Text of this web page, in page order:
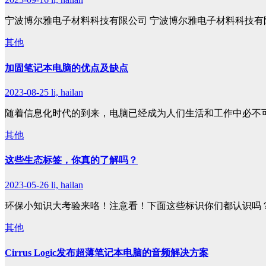
宁波博尔雅电子材料科技有限公司 宁波博尔雅电子材料科技
其他
加固笔记本电脑的优点及缺点
2023-08-25 li, hailan
随着信息化时代的到来，电脑已经成为人们生活和工作中必
其他
这些生态标签，你真的了解吗？
2023-05-26 li, hailan
环保小知识大考验来咯！注意看！下面这些标识你们都认识
其他
Cirrus Logic发布超薄笔记本电脑的音频解决方案